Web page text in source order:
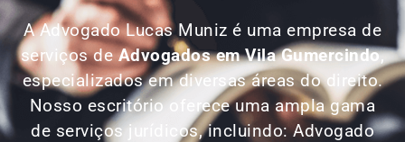
A Advogado Lucas Muniz é uma empresa de
serviços deAdvogadosem Vila Gumercindo,
especializados em diversas áreas do direito.
Nosso escritório oferece uma ampla gama
de serviços jurídicos, incluindo: Advogado